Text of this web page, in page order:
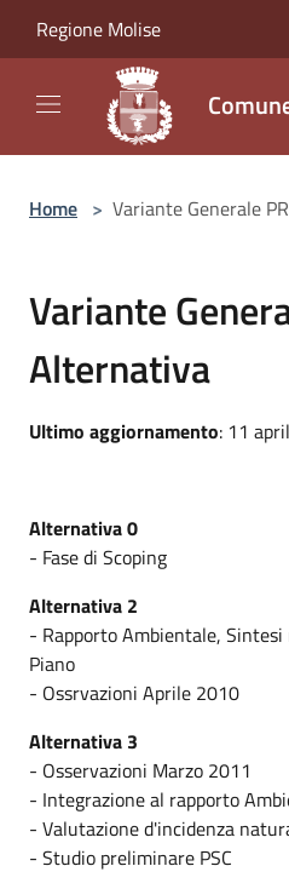
Regione Molise
Home > Variante Generale
Variante
Alternativa
Ultimo aggiornamento: 11
Alternativa 0
- Fase di Scoping
Alternativa 2
- Rapporto Ambientale, Sintesi
Piano
- Ossrvazioni Aprile 2010
Alternativa 3
- Osservazioni Marzo 2011
- Integrazione al rapporto
- Valutazione d'incidenza
- Studio preliminare PSC